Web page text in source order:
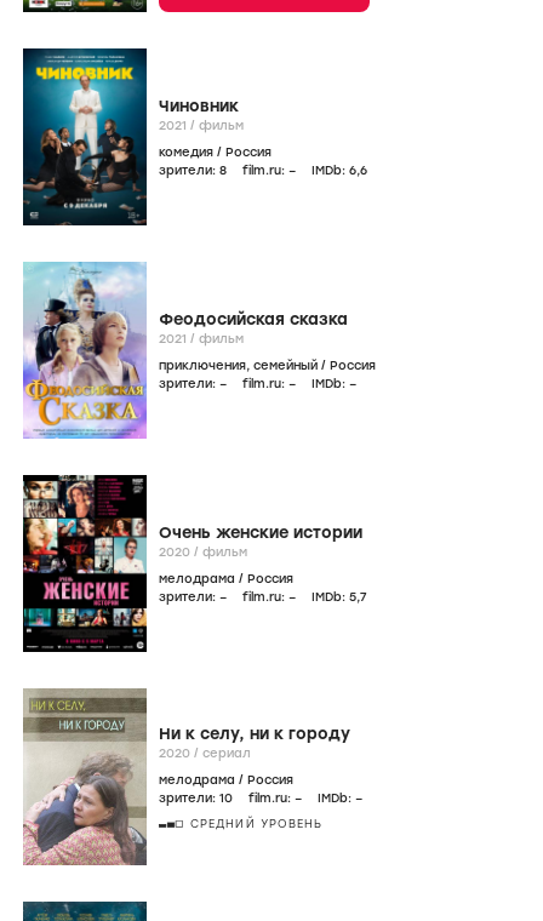
Чиновник
2021 / фильм
комедия / Россия
зрители: 8 film.ru: – IMDb: 6,6
Феодосийская сказка
2021 / фильм
приключения, семейный / Россия
зрители: – film.ru: – IMDb: –
Очень женские истории
2020 / фильм
мелодрама / Россия
зрители: – film.ru: – IMDb: 5,7
Ни к селу, ни к городу
2020 / сериал
мелодрама / Россия
зрители: 10 film.ru: – IMDb: –
СРЕДНИЙ УРОВЕНЬ